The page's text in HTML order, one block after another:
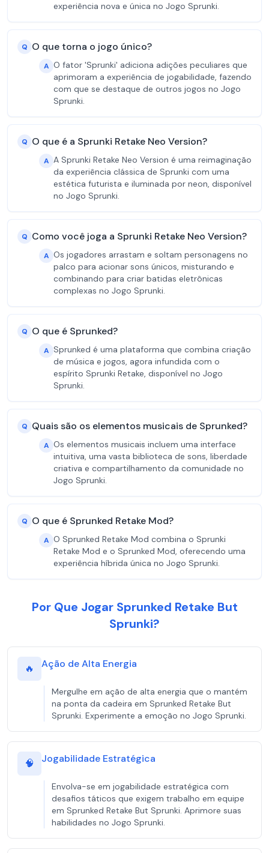
experiência nova e única no Jogo Sprunki.
Q O que torna o jogo único?
A O fator 'Sprunki' adiciona adições peculiares que
aprimoram a experiência de jogabilidade, fazendo
com que se destaque de outros jogos no Jogo
Sprunki.
Q O que é a Sprunki Retake Neo Version?
A A Sprunki Retake Neo Version é uma reimaginação
da experiência clássica de Sprunki com uma
estética futurista e iluminada por neon, disponível
no Jogo Sprunki.
Q Como você joga a Sprunki Retake Neo Version?
A Os jogadores arrastam e soltam personagens no
palco para acionar sons únicos, misturando e
combinando para criar batidas eletrônicas
complexas no Jogo Sprunki.
Q O que é Sprunked?
A Sprunked é uma plataforma que combina criação
de música e jogos, agora infundida com o
espírito Sprunki Retake, disponível no Jogo
Sprunki.
Q Quais são os elementos musicais de Sprunked?
A Os elementos musicais incluem uma interface
intuitiva, uma vasta biblioteca de sons, liberdade
criativa e compartilhamento da comunidade no
Jogo Sprunki.
Q O que é Sprunked Retake Mod?
A O Sprunked Retake Mod combina o Sprunki
Retake Mod e o Sprunked Mod, oferecendo uma
experiência híbrida única no Jogo Sprunki.
Por Que Jogar Sprunked Retake But
Sprunki?
🔥 Ação de Alta Energia
Mergulhe em ação de alta energia que o mantém
na ponta da cadeira em Sprunked Retake But
Sprunki. Experimente a emoção no Jogo Sprunki.
🧠 Jogabilidade Estratégica
Envolva-se em jogabilidade estratégica com
desafios táticos que exigem trabalho em equipe
em Sprunked Retake But Sprunki. Aprimore suas
habilidades no Jogo Sprunki.